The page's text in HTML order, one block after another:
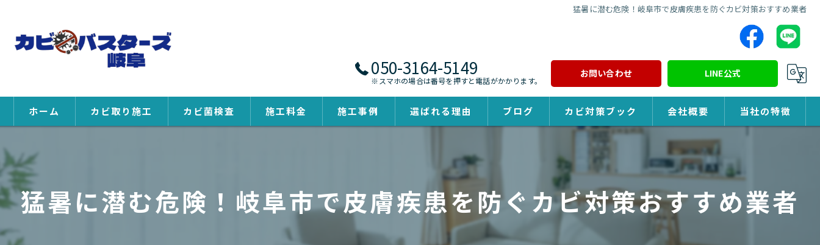
猛暑に潜む危険！岐阜市で皮膚疾患を防ぐカビ対策おすすめ業者
050-3164-5149
※スマホの場合は番号を押すと電話がかかります。
お問い合わせ LINE公式
ホーム カビ取り施工 カビ菌検査 施工料金 施工事例 選ばれる理由 ブログ カビ対策ブック 会社概要 当社の特徴
除カビ
防カビ
猛暑に潜む危険！岐阜市で皮膚疾患を防ぐカビ対策おすすめ業者